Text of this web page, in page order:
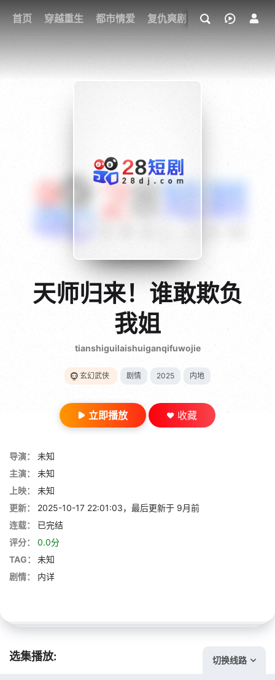
首页 穿越重生 都市情爱 复仇爽剧 玄幻武侠 奇幻
我的观影记录
{if condition="$obj.vod_points
gt 0"}
28短剧
天师归来！谁敢欺负
我姐
tianshiguilaishuiganqifuwojie
玄幻武侠 剧情 2025 内地
立即播放 收藏
导演：
未知
主演：
未知
上映：
未知
更新：
2025-10-17 22:01:03，最后更新于 9月前
连载：
已完结
评分：
0.0分
TAG：
未知
剧情：
内详
选集播放: 切换线路